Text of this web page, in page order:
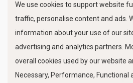
FOLLOW US
We use cookies to support website
traffic, personalise content and ads.
information about your use of our
advertising and analytics partners.
overall cookies used by our website
Necessary, Performance, Functional